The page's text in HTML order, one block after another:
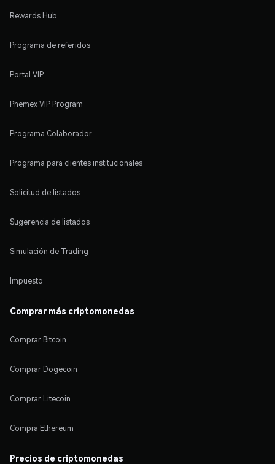
Rewards Hub
Programa de referidos
Portal VIP
Phemex VIP Program
Programa Colaborador
Programa para clientes institucionales
Solicitud de listados
Sugerencia de listados
Simulación de Trading
Impuesto
Comprar más criptomonedas
Comprar Bitcoin
Comprar Dogecoin
Comprar Litecoin
Compra Ethereum
Precios de criptomonedas